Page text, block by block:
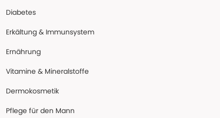
Diabetes
Erkältung & Immunsystem
Ernährung
Vitamine & Mineralstoffe
Dermokosmetik
Pflege für den Mann